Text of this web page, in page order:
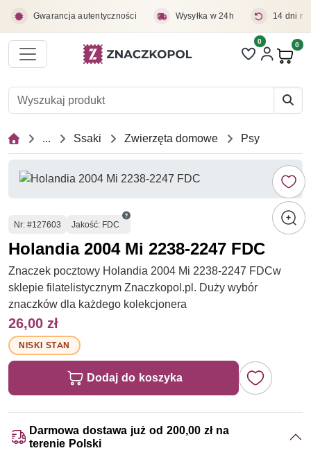
Gwarancja autentyczności Wysyłka w 24h 14 dni
Liczba pozycji
0 0
... Ssaki Zwierzęta domowe Psy
Numer
Nr: #127603 Jakość: FDC
Holandia 2004 Mi 2238-2247 FDC
Znaczek pocztowy Holandia 2004 Mi 2238-2247 FDCw
sklepie filatelistycznym Znaczkopol.pl. Duży wybór
znaczków dla każdego kolekcjonera
26,00 zł
NISKI STAN
Dodaj do koszyka
Darmowa dostawa już od 200,00 zł na
terenie Polski